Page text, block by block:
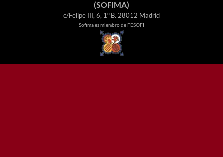
(SOFIMA)
c/Felipe III, 6, 1º B. 28012 Madrid
Sofima es miembro de FESOFI